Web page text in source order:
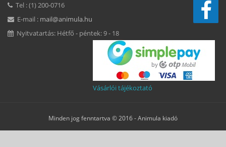
Tel : (1) 200-0716
E-mail : mail@animula.hu
Nyitvatartás: Hétfő - péntek: 9 - 18
Vásárlói tájékoztató
Minden jog fenntartva © 2016 -Animula kiadó